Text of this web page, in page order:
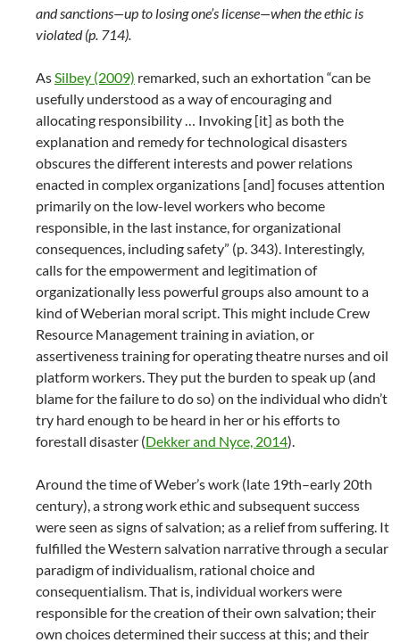
and sanctions—up to losing one’s license—when the ethic is
violated (p. 714).
AsSilbey (2009) remarked, such an exhortation “can be
usefully understood as a way of encouraging and
allocating responsibility … Invoking [it] as both the
explanation and remedy for technological disasters
obscures the different interests and power relations
enacted in complex organizations [and] focuses attention
primarily on the low-level workers who become
responsible, in the last instance, for organizational
consequences, including safety” (p. 343). Interestingly,
calls for the empowerment and legitimation of
organizationally less powerful groups also amount to a
kind of Weberian moral script. This might include Crew
Resource Management training in aviation, or
assertiveness training for operating theatre nurses and oil
platform workers. They put the burden to speak up (and
blame for the failure to do so) on the individual who didn’t
try hard enough to be heard in her or his efforts to
forestall disaster (Dekker and Nyce, 2014).
Around the time of Weber’s work (late 19th–early 20th
century), a strong work ethic and subsequent success
were seen as signs of salvation; as a relief from suffering. It
fulfilled the Western salvation narrative through a secular
paradigm of individualism, rational choice and
consequentialism. That is, individual workers were
responsible for the creation of their own salvation; their
own choices determined their success at this; and their